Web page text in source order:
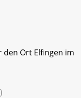
den Ort Elfingen im